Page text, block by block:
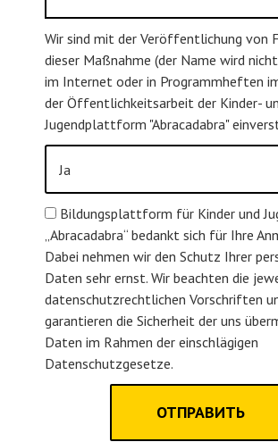
Wir sind mit der Veröffentlichung von
dieser Maßnahme (der Name wird
im Internet oder in Programmheften
der Öffentlichkeitsarbeit der Kinder-
Jugendplattform "Abracadabra"
Bildungsplattform für Kinder und
„Abracadabra“ bedankt sich für Ihre
Dabei nehmen wir den Schutz Ihrer
Daten sehr ernst. Wir beachten die
datenschutzrechtlichen Vorschriften
garantieren die Sicherheit der uns
Daten im Rahmen der einschlägigen
Datenschutzgesetze.
ОТПРАВИТЬ